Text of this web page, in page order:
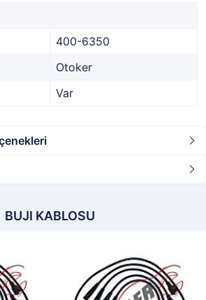
400-6350
Otoker
Var
BUJI KABLOSU